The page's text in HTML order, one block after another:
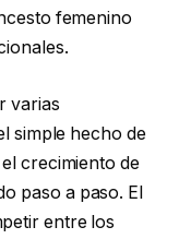
femenino
varias
simple hecho de
crecimiento de
paso a paso. El
entre los